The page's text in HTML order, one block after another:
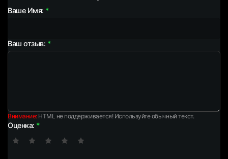
Ваше Имя:
Ваш отзыв:
Внимание:HTML не поддерживается! Используйте обычный текст.
Оценка: